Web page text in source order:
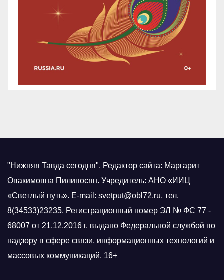
"Нижняя Тавда сегодня". Редактор сайта: Маргарит
Овакимовна Пилипосян. Учредитель: АНО «ИИЦ
«Светлый путь». E-mail: svetput@obl72.ru, тел.
8(34533)23235. Регистрационный номер ЭЛ № ФС 77 -
68007 от 21.12.2016 г. выдано Федеральной службой по
надзору в сфере связи, информационных технологий и
массовых коммуникаций. 16+